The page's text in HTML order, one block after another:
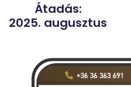
Átadás:
2025. augusztus